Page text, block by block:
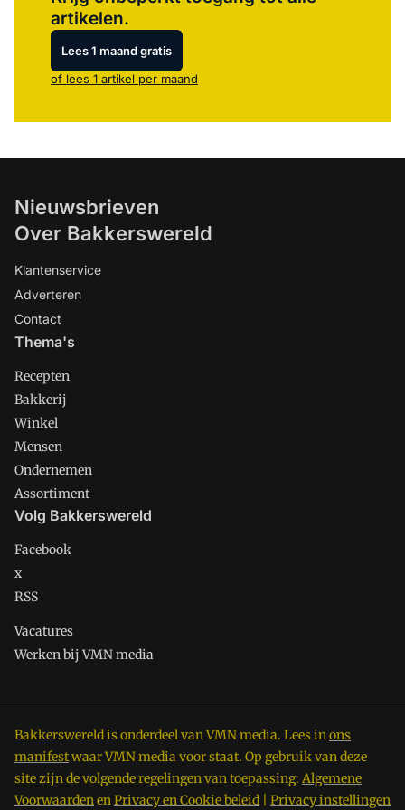
artikelen.
Lees 1 maand gratis
of lees 1 artikel per maand
Nieuwsbrieven
Over Bakkerswereld
Klantenservice
Adverteren
Contact
Thema's
Recepten
Bakkerij
Winkel
Mensen
Ondernemen
Assortiment
Volg Bakkerswereld
Facebook
x
RSS
Vacatures
Werken bij VMN media
Bakkerswereld is onderdeel van VMN media. Lees inons
manifestwaar VMN media voor staat. Op gebruik van deze
site zijn de volgende regelingen van toepassing: Algemene
VoorwaardenenPrivacy en Cookie beleid Privacy instellingen